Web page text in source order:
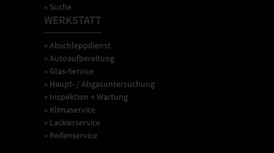
» Suche
WERKSTATT
» Abschleppdienst
» Autoaufbereitung
» Glas-Service
» Haupt- / Abgasuntersuchung
» Inspektion + Wartung
» Klimaservice
» Lackierservice
» Reifenservice